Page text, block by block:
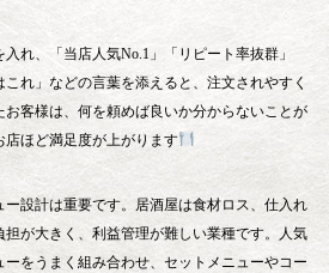
れ、「当店人気No.1」「リピート率抜群」
これ」などの言葉を添えると、注文されやすく
客様は、何を頼めば良いか分からないことが
店ほど満足度が上がります
ー設計は重要です。居酒屋は食材ロス、仕入れ
が大きく、利益管理が難しい業種です。人気
をうまく組み合わせ、セットメニューやコー